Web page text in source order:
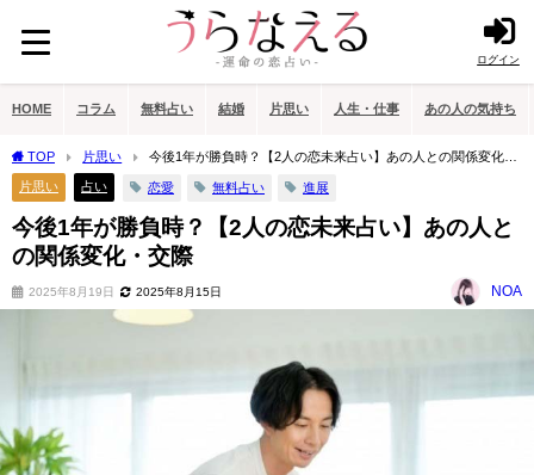
ログイン
HOME コラム 無料占い 結婚 片思い 人生・仕事 あの人の気持ち
TOP 片思い
今後1年が勝負時？【2人の恋未来占い】あの人との関係変化・
交際
片思い 占い 恋愛 無料占い 進展
今後1年が勝負時？【2人の恋未来占い】あの人と
の関係変化・交際
2025年8月19日 2025年8月15日 NOA